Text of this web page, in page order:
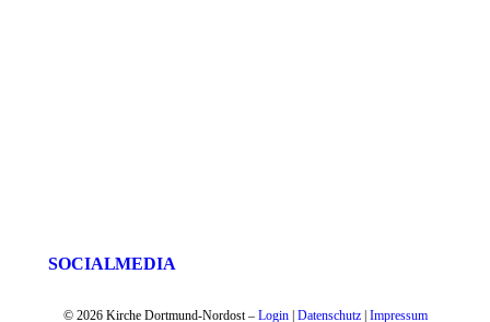
SOCIAL MEDIA
© 2026 Kirche Dortmund-Nordost – Login| Datenschutz| Impressum